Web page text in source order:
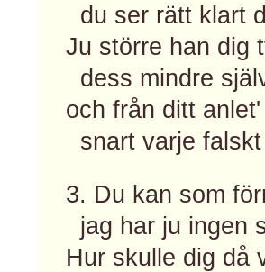
du ser rätt klart
Ju större han dig
dess mindre
och från ditt
snart varje
3. Du kan som
jag har ju ingen
Hur skulle dig då